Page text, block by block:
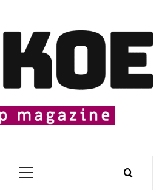
Primary